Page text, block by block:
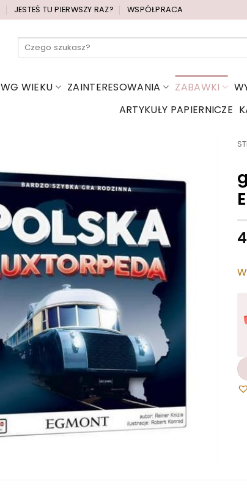
JESTEŚ TU PIERWSZY RAZ? WSPÓŁPRACA
Szukaj:
WG WIEKU ZAINTERESOWANIA ZABAWKI
ARTYKUŁY PAPIERNICZE